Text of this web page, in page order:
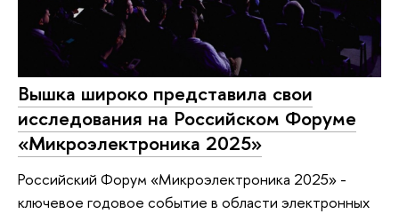
Вышка широко представила свои
исследования на Российском Форуме
«Микроэлектроника 2025»
Российский Форум «Микроэлектроника 2025» -
ключевое годовое событие в области электронных